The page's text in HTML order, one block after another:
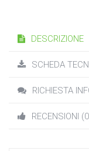
DESCRIZIONE
SCHEDA
RICHIESTA
RECENSIONI